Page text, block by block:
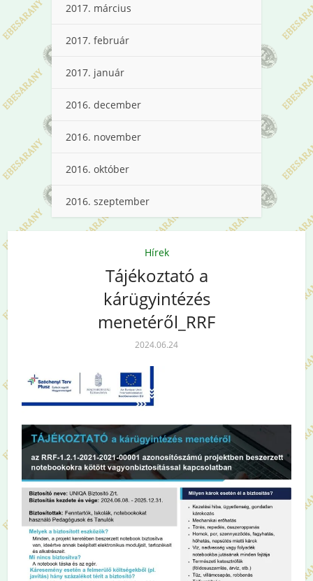
2017. március
2017. február
2017. január
2016. december
2016. november
2016. október
2016. szeptember
Hírek
Tájékoztató a
kárügyintézés
menetéről_RRF
2024.06.24